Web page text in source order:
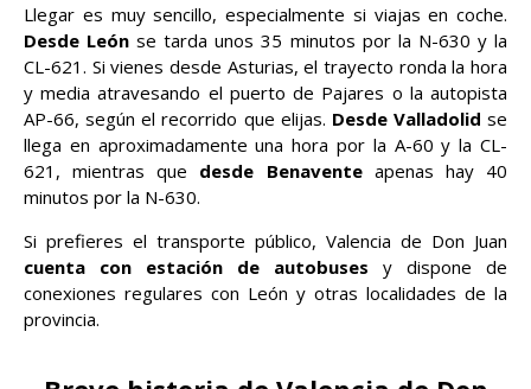
Llegar es muy sencillo, especialmente si viajas en coche.
Desde León se tarda unos 35 minutos por la N-630 y la
CL-621. Si vienes desde Asturias, el trayecto ronda la hora
y media atravesando el puerto de Pajares o la autopista
AP-66, según el recorrido que elijas. Desde Valladolid se
llega en aproximadamente una hora por la A-60 y la CL-
621, mientras que desde Benaventeapenas hay 40
minutos por la N-630.
Si prefieres el transporte público, Valencia de Don Juan
cuenta con estación de autobuses y dispone de
conexiones regulares con León y otras localidades de la
provincia.